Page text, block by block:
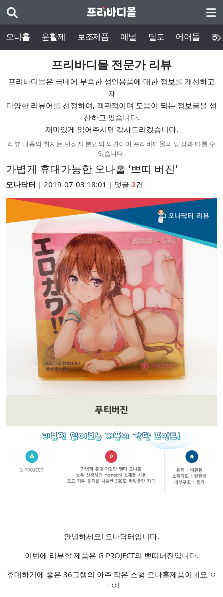
오나홀 윤활제 보조제품 애널 딜도 에어돌
프리바디몰 전문가 리뷰
프리바디몰은 국내에 부족한 성인용품에 대한 정보를 개선하고
자
다양한 리뷰어를 선정하여, 객관적이며 도움이 되는 정보글을 생
산하고 있습니다.
재미있게 읽어주시면 감사드리겠습니다.
리뷰 내용의 취지는 편집자 본인의 의견이며 프리바디몰의 입장과 다를 수
있습니다.
가볍게 휴대가능한 오나홀 '쁘띠 버진'
오나닥터 | 2019-07-03 18:01 | 댓글 2건
안녕하세요! 오나닥터입니다.
이번에 리뷰할 제품은 G PROJECT의 쁘띠버진입니다.
휴대하기에 좋은 36그램의 아주 작은 소형 오나홀제품이네요 ㅇ
ㅁㅇ!